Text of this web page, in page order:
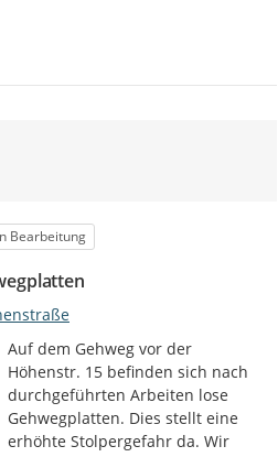
Bearbeitung
Auf dem Gehweg vor der
Höhenstr. 15 befinden sich nach
durchgeführten Arbeiten lose
Gehwegplatten. Dies stellt eine
erhöhte Stolpergefahr da. Wir